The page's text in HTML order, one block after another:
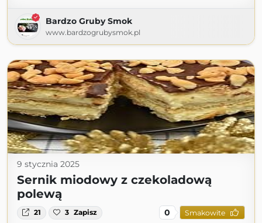
Bardzo Gruby Smok
www.bardzogrubysmok.pl
9 stycznia 2025
Sernik miodowy z czekoladową
polewą
21 3 Zapisz 0 Smakowite